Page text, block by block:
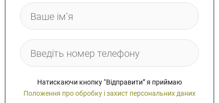
Корпоративні заняття
МАГАЗИН
Магазин курсів з англійської мови
Натискаючи кнопку “Відправити” я приймаю
Положення про обробку і захист персональних даних
Залиште заявку
Залиште заявку